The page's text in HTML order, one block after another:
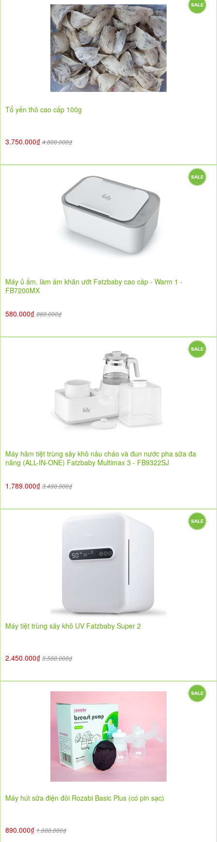
Tổ yến thô cao cấp 100g
3.750.000₫ 4.800.000₫
Máy ủ ấm, làm ấm khăn ướt Fatzbaby cao cấp - Warm 1 -
FB7200MX
580.000₫ 860.000₫
Máy hâm tiệt trùng sấy khô nấu cháo và đun nước pha sữa đa
năng (ALL-IN-ONE) Fatzbaby Multimax 3 - FB9322SJ
1.789.000₫ 3.490.000₫
Máy tiệt trùng sấy khô UV Fatzbaby Super 2
2.450.000₫ 3.500.000₫
Máy hút sữa điện đôi Rozabi Basic Plus (có pin sạc)
890.000₫ 1.680.000₫